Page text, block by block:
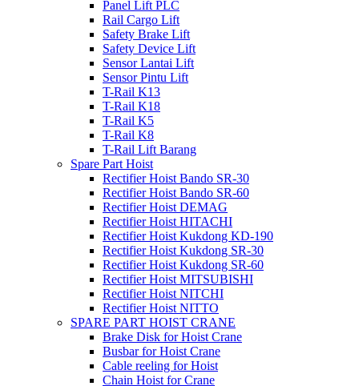
Panel Lift PLC
Rail Cargo Lift
Safety Brake Lift
Safety Device Lift
Sensor Lantai Lift
Sensor Pintu Lift
T-Rail K13
T-Rail K18
T-Rail K5
T-Rail K8
T-Rail Lift Barang
Spare Part Hoist
Rectifier Hoist Bando SR-30
Rectifier Hoist Bando SR-60
Rectifier Hoist DEMAG
Rectifier Hoist HITACHI
Rectifier Hoist Kukdong KD-190
Rectifier Hoist Kukdong SR-30
Rectifier Hoist Kukdong SR-60
Rectifier Hoist MITSUBISHI
Rectifier Hoist NITCHI
Rectifier Hoist NITTO
SPARE PART HOIST CRANE
Brake Disk for Hoist Crane
Busbar for Hoist Crane
Cable reeling for Hoist
Chain Hoist for Crane